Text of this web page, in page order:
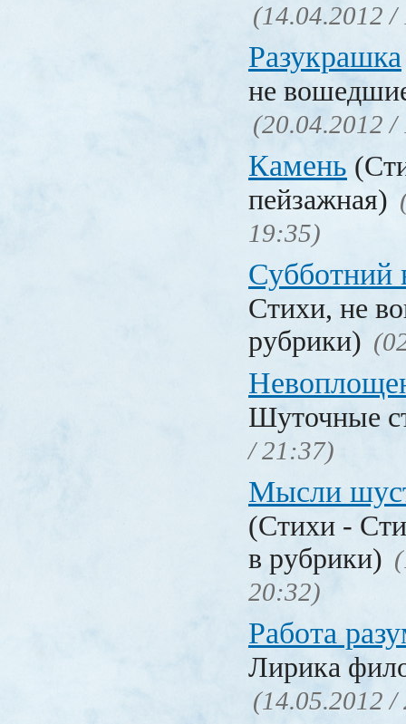
(14.04.2012 /
Разукрашка
не
(20.04.2012 /
Камень
пейзажная)
19:35)
Субботний
Стихи, не
рубрики)
Шуточные
/ 21:37)
Мысли
(Стихи -
в рубрики)
20:32)
Работа
Лирика
(14.05.2012 /